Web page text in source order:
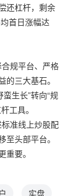
还杠杆，剩余
首日涨幅达
合规平台、严格
三大基石。
生长”转向“规
工具。
准线上炒股配
头部平台。
要。
实盘